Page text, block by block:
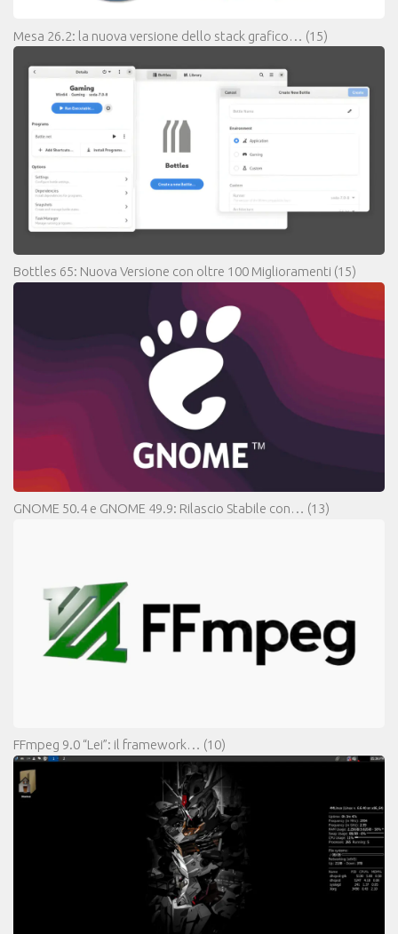
Mesa 26.2: la nuova versione dello stack grafico… (15)
Bottles 65: Nuova Versione con oltre 100 Miglioramenti (15)
GNOME 50.4 e GNOME 49.9: Rilascio Stabile con… (13)
FFmpeg 9.0 “Lei”: il framework… (10)